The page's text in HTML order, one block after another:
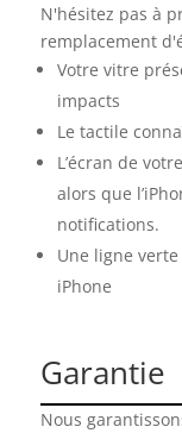
N'hésitez pas à
remplacement
Votre vitre
impacts
Le tactile
L’écran de
alors que
notifications.
Une ligne
iPhone
Garantie
Nous